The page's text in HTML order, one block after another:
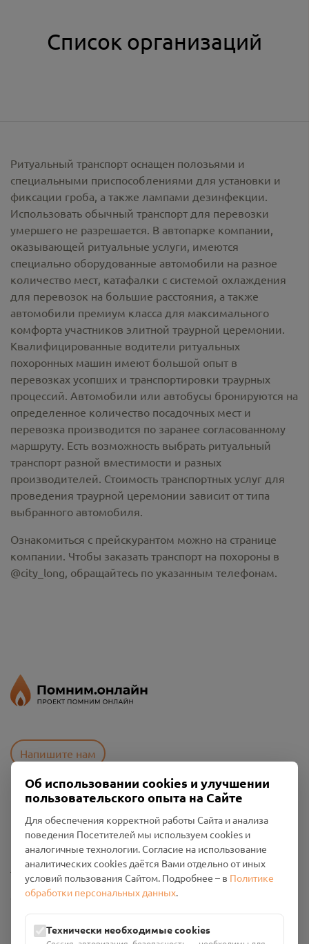
Список организаций
Ритуальный транспорт оснащен полозьями и
специальными приспособлениями для установки и
фиксации гроба, а также лампами дезинфекции.
Использовать обычный транспорт для перевозки
умершего не разрешается. В автопарке компании,
оказывающей ритуальные услуги, имеются
специально оборудованные автомобили на разное
количество мест, катафалки с системой охлаждения
для перевозок на большие расстояния, а также
автомобили премиум класса для максимального
комфорта участников элитной траурной церемонии.
Квалифицированные водители ритуальных
похоронных машин имеют большой опыт в
перевозках усопших и транспортировки траурных
процессий. Автомобили или автобусы бронируются на
определенное количество посадочных мест и
перевозка производится по заранее согласованному
маршруту. Есть возможность выбрать ритуальный
транспорт разной вместимости и разных
производителей. Стоимость транспортных услуг для
проведения траурной церемонии зависит от типа
выбранного автомобиля.
Ознакомиться с прейскурантом можно на странице
компании. Чтобы заказать транспорт на похороны в
@city_long, обращайтесь по указанным телефонам.
Напишите нам
Политика конфиденциальности
Промо-материалы
Настройки cookies
Общество с ограниченной ответственностью «Смоленский
Проект Помним»
ИНН: 6700029207 ОГРН: 1256700001986
Об использовании cookies и улучшении
пользовательского опыта на Сайте
Для обеспечения корректной работы Сайта и анализа
поведения Посетителей мы используем cookies и
аналогичные технологии. Согласие на использование
аналитических cookies даётся Вами отдельно от иных
условий пользования Сайтом. Подробнее – в Политике
обработки персональных данных.
Технически необходимые cookies